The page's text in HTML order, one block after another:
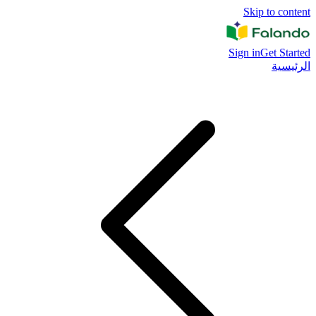
Skip to content
Sign inGet Started
الرئيسية